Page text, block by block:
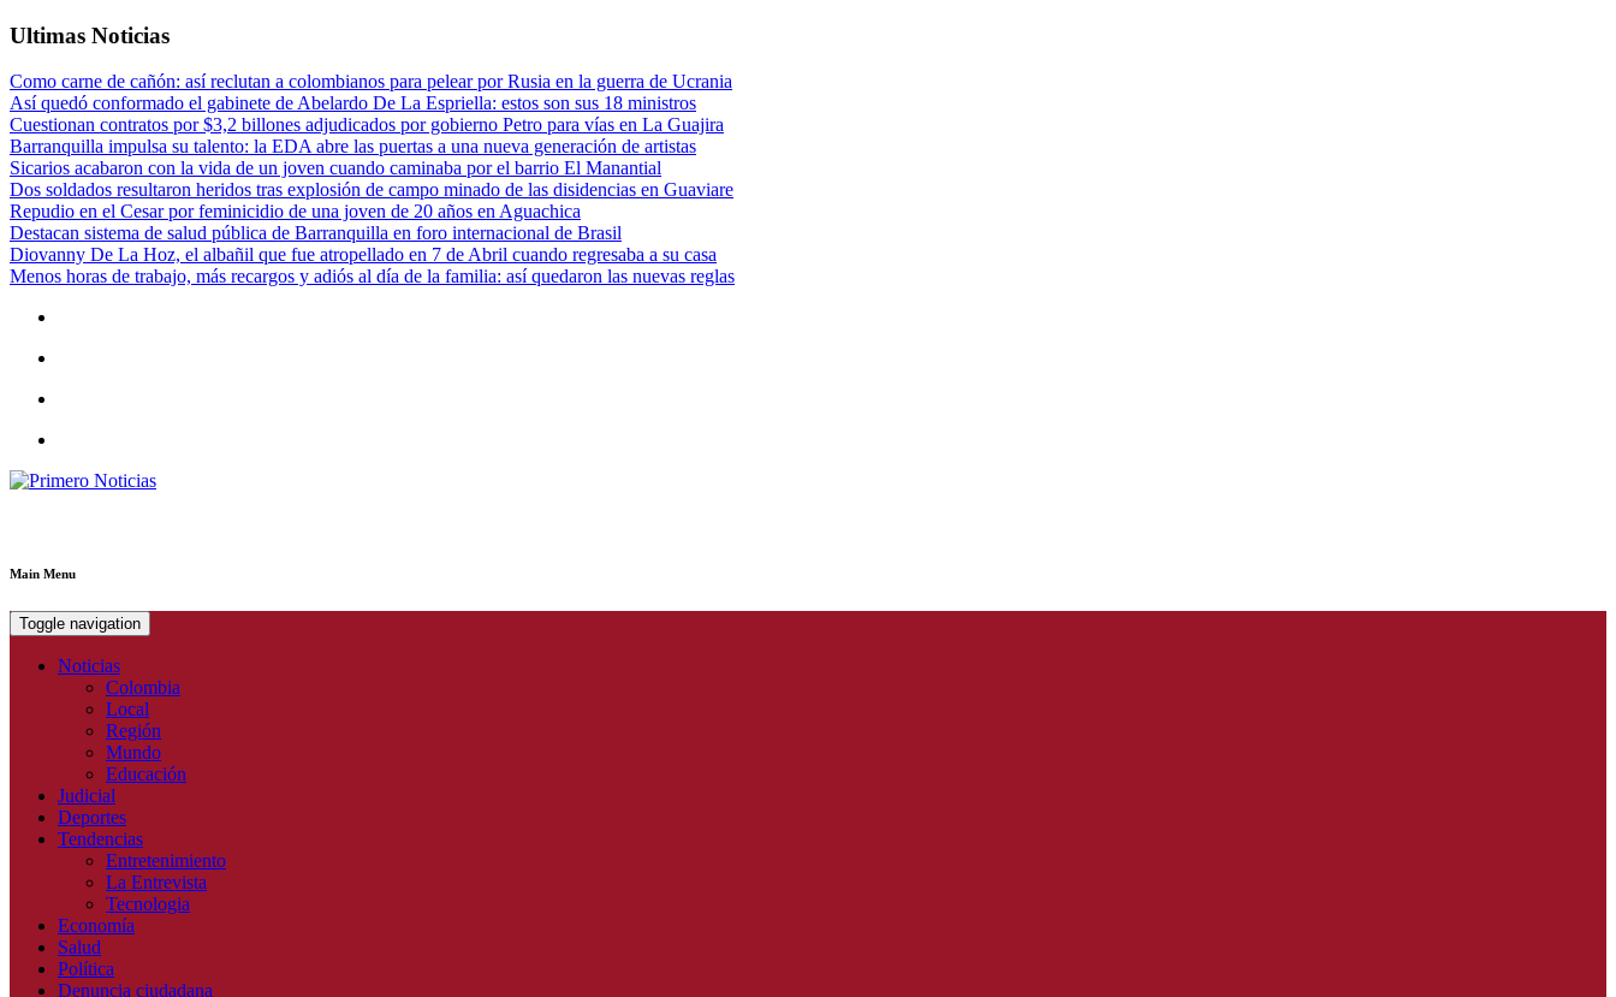
Ultimas Noticias
Como carne de cañón: así reclutan a colombianos para pelear por Rusia en la guerra de Ucrania
Así quedó conformado el gabinete de Abelardo De La Espriella: estos son sus 18 ministros
Cuestionan contratos por $3,2 billones adjudicados por gobierno Petro para vías en La Guajira
Barranquilla impulsa su talento: la EDA abre las puertas a una nueva generación de artistas
Sicarios acabaron con la vida de un joven cuando caminaba por el barrio El Manantial
Dos soldados resultaron heridos tras explosión de campo minado de las disidencias en Guaviare
Repudio en el Cesar por feminicidio de una joven de 20 años en Aguachica
Destacan sistema de salud pública de Barranquilla en foro internacional de Brasil
Diovanny De La Hoz, el albañil que fue atropellado en 7 de Abril cuando regresaba a su casa
Menos horas de trabajo, más recargos y adiós al día de la familia: así quedaron las nuevas reglas
Main Menu
Toggle navigation
Noticias
Colombia
Local
Región
Mundo
Educación
Judicial
Deportes
Tendencias
Entretenimiento
La Entrevista
Tecnologia
Economía
Salud
Política
Denuncia ciudadana